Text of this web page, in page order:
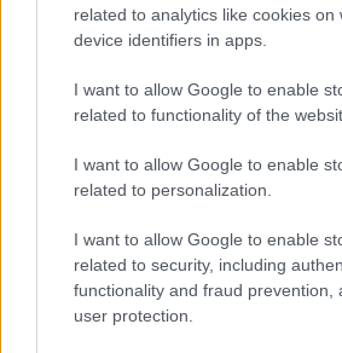
related to analytics like cookies on
device identifiers in apps.
I want to allow Google to enable
related to functionality of the
I want to allow Google to enable
related to personalization.
I want to allow Google to enable
related to security, including
functionality and fraud prevention,
user protection.
Címlapfotó:nnattalli/